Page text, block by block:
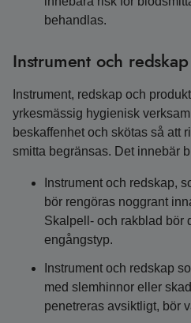
behandlas.
Instrument och
Instrument, redskap och
yrkesmässig hygienisk
beskaffenhet och skötas så att
smitta begränsas. Det innebär
Instrument och redskap,
bör rengöras noggrant
Skalpell- och rakblad bör
engångstyp.
Instrument och redskap
med slemhinnor eller
penetreras avsiktligt, bör